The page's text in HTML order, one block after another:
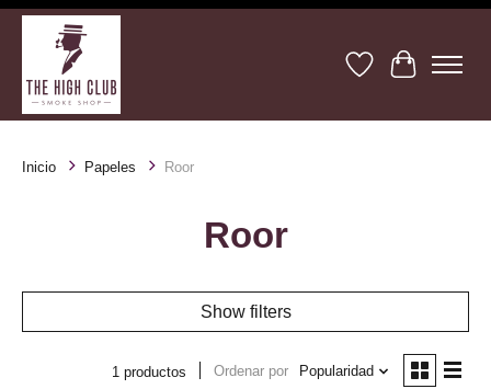
Lista de deseos
Cesta
Inicio Papeles Roor
Roor
Show filters
1 productos Ordenar por Popularidad